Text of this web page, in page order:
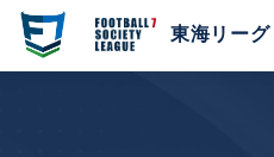
東海リーグ